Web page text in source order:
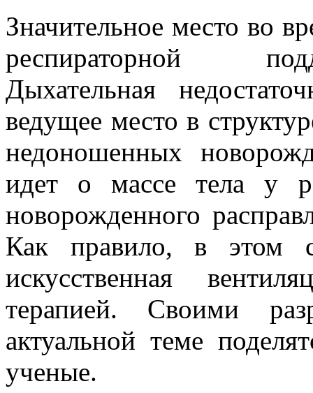
Значительное место во
респираторной
Дыхательная
ведущее место в
недоношенных
идет о массе тела у
новорожденного
Как правило, в этом
искусственная
терапией. Своими
актуальной теме
ученые.